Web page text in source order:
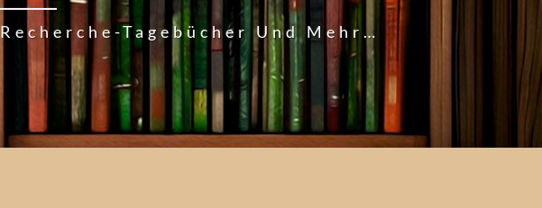
Tagebücher Und Mehr…